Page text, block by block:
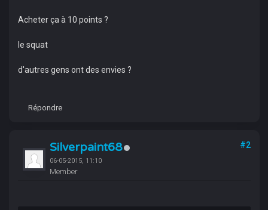
Acheter ça à 10 points ?
le squat
d'autres gens ont des envies ?
Répondre
Silverpaint68
06-05-2015, 11:10
Member
#2